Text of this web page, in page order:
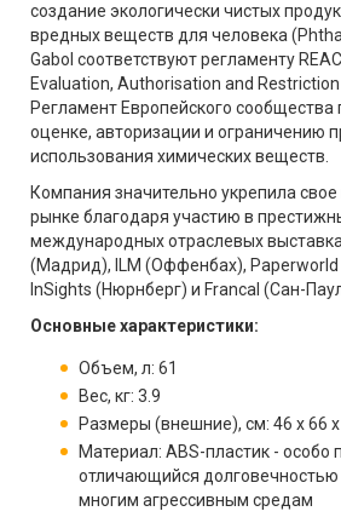
создание экологически чистых
вредных веществ для человека
Gabol соответствуют регламенту
Evaluation, Authorisation and
Регламент Европейского сообщества
оценке, авторизации и ограничению
использования химических веществ.
Компания значительно укрепила свое
рынке благодаря участию в
международных отраслевых
(Мадрид), ILM (Оффенбах), Paperworld
InSights (Нюрнберг) и Francal (Сан-
Основные характеристики:
Объем, л: 61
Вес, кг: 3.9
Размеры (внешние), см: 46 x 66
Материал: ABS-пластик - особо
отличающийся долговечностью
многим агрессивным средам